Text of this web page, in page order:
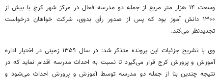
وسعت ۱۴ هزار متر مربع از جمله دو مدرسه فعال در مرکز شهر کرج با بیش از
۱۳۰۰ دانش آموز بود که پس از صدور رأی بدوی، شرکت خواهان درخواست
تجدیدنظر می‌کند.
وی با تشریح جزئیات این پرونده متذکر شد: در سال ۱۳۵۹ زمینی در اختیار اداره
آموزش و پرورش کرج قرار می‌گیرد تا نسبت به احداث مدرسه اقدام نماید که در
نتیجه چندین بنا از جمله دو مدرسه توسط آموزش و پرورش احداث می‌شود و